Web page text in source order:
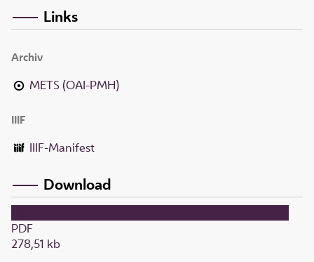
Links
Archiv
METS (OAI-PMH)
IIIF
IIIF-Manifest
Download
PDF
278,51 kb